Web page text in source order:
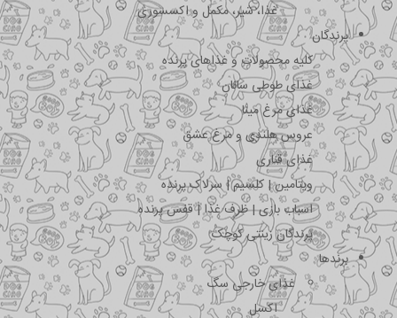
غذا، شیر، مکمل و اکسسوری
پرندگان
کلیه محصولات و غذاهای پرنده
غذای طوطی سانان
غذای مرغ مینا
عروس هلندی و مرغ عشق
غذای قناری
ویتامین | کلسیم | سرلاک پرنده
اسباب بازی | ظرف غذا | قفس پرنده
پرندگان زینتی کوچک
برندها
غذای خارجی سگ
اکسل